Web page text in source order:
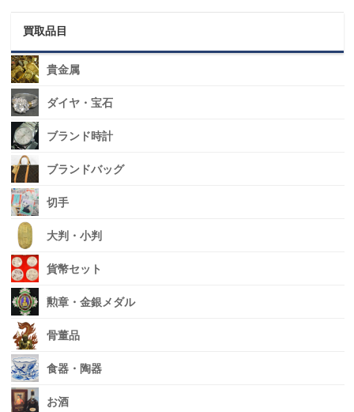
買取品目
貴金属
ダイヤ・宝石
ブランド時計
ブランドバッグ
切手
大判・小判
貨幣セット
勲章・金銀メダル
骨董品
食器・陶器
お酒